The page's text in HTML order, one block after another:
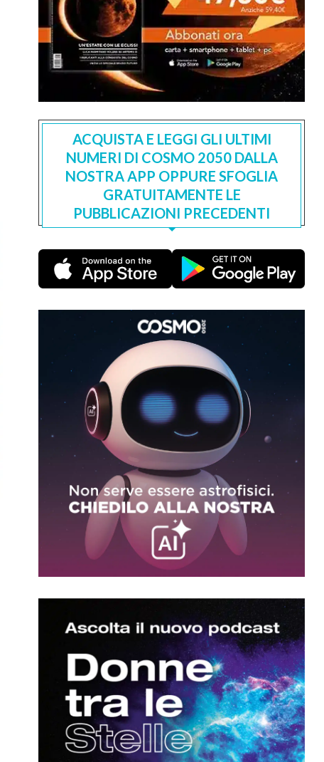
ACQUISTA E LEGGI GLI ULTIMI
NUMERI DI COSMO 2050 DALLA
NOSTRA APP OPPURE SFOGLIA
GRATUITAMENTE LE
PUBBLICAZIONI PRECEDENTI